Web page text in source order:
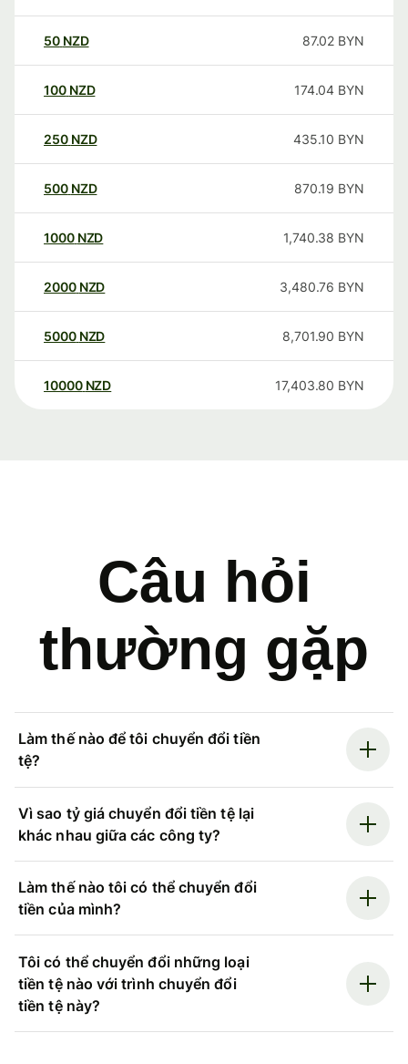
50 NZD 87.02 BYN
100 NZD 174.04 BYN
250 NZD 435.10 BYN
500 NZD 870.19 BYN
1000 NZD 1,740.38 BYN
2000 NZD 3,480.76 BYN
5000 NZD 8,701.90 BYN
10000 NZD 17,403.80 BYN
Câu hỏi
thường gặp
Làm thế nào để tôi chuyển đổi tiền
tệ?
Vì sao tỷ giá chuyển đổi tiền tệ lại
khác nhau giữa các công ty?
Làm thế nào tôi có thể chuyển đổi
tiền của mình?
Tôi có thể chuyển đổi những loại
tiền tệ nào với trình chuyển đổi
tiền tệ này?